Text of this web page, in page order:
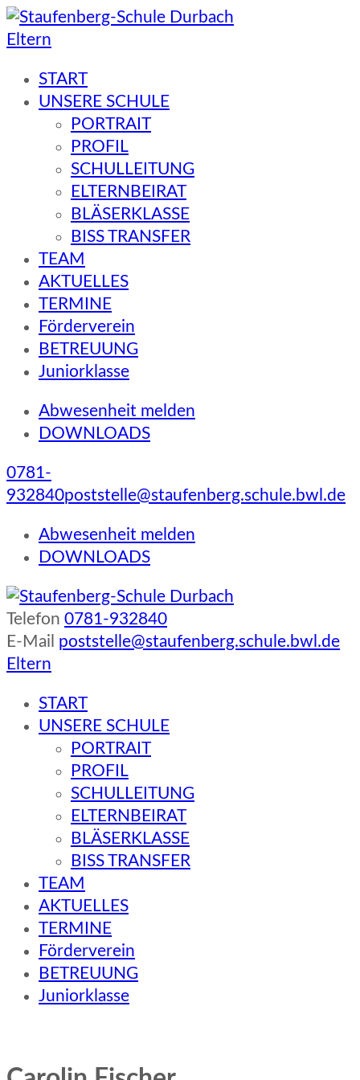
Eltern
START
UNSERE SCHULE
PORTRAIT
PROFIL
SCHULLEITUNG
ELTERNBEIRAT
BLÄSERKLASSE
BISS TRANSFER
TEAM
AKTUELLES
TERMINE
Förderverein
BETREUUNG
Juniorklasse
Abwesenheit melden
DOWNLOADS
0781-
932840poststelle@staufenberg.schule.bwl.de
Abwesenheit melden
DOWNLOADS
Staufenberg-Schule Durbach
Telefon 0781-932840
E-Mail poststelle@staufenberg.schule.bwl.de
Eltern
START
UNSERE SCHULE
PORTRAIT
PROFIL
SCHULLEITUNG
ELTERNBEIRAT
BLÄSERKLASSE
BISS TRANSFER
TEAM
AKTUELLES
TERMINE
Förderverein
BETREUUNG
Juniorklasse